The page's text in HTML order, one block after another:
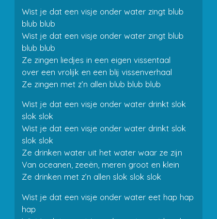
Wist je dat een visje onder water zingt blub
blub blub
Wist je dat een visje onder water zingt blub
blub blub
Ze zingen liedjes in een eigen vissentaal
over een vrolijk en een blij vissenverhaal
Ze zingen met z’n allen blub blub blub
Wist je dat een visje onder water drinkt slok
slok slok
Wist je dat een visje onder water drinkt slok
slok slok
Ze drinken water uit het water waar ze zijn
Van oceanen, zeeën, meren groot en klein
Ze drinken met z’n allen slok slok slok
Wist je dat een visje onder water eet hap hap
hap